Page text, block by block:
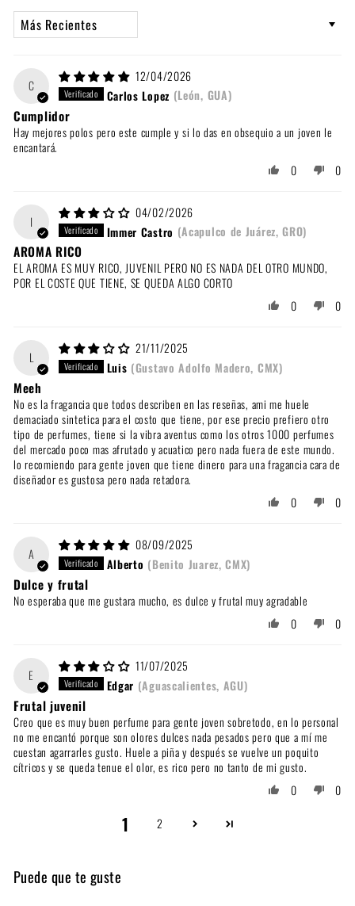
Sort by
C
12/04/2026
Carlos Lopez (León, GUA)
Cumplidor
Hay mejores polos pero este cumple y si lo das en obsequio a un joven le
encantará.
0
0
I
04/02/2026
Immer Castro (Acapulco de Juárez, GRO)
AROMA RICO
EL AROMA ES MUY RICO, JUVENIL PERO NO ES NADA DEL OTRO MUNDO,
POR EL COSTE QUE TIENE, SE QUEDA ALGO CORTO
0
0
L
21/11/2025
Luis (Gustavo Adolfo Madero, CMX)
Meeh
No es la fragancia que todos describen en las reseñas, ami me huele
demaciado sintetica para el costo que tiene, por ese precio prefiero otro
tipo de perfumes, tiene si la vibra aventus como los otros 1000 perfumes
del mercado poco mas afrutado y acuatico pero nada fuera de este mundo.
lo recomiendo para gente joven que tiene dinero para una fragancia cara de
diseñador es gustosa pero nada retadora.
0
0
A
08/09/2025
Alberto (Benito Juarez, CMX)
Dulce y frutal
No esperaba que me gustara mucho, es dulce y frutal muy agradable
0
0
E
11/07/2025
Edgar (Aguascalientes, AGU)
Frutal juvenil
Creo que es muy buen perfume para gente joven sobretodo, en lo personal
no me encantó porque son olores dulces nada pesados pero que a mí me
cuestan agarrarles gusto. Huele a piña y después se vuelve un poquito
cítricos y se queda tenue el olor, es rico pero no tanto de mi gusto.
0
0
1 2
Puede que te guste